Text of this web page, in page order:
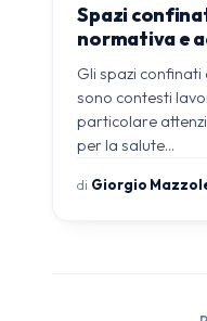
Spazi
normativa e
Gli spazi
sono contesti
particolare
per la salute…
di Giorgio